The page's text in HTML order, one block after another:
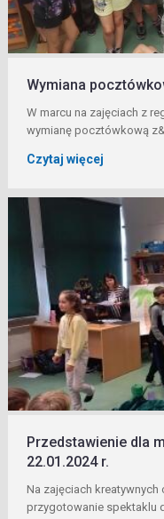
Wymiana
W marcu na zajęciach z
wymianę pocztówkową
Czytaj więcej
Przedstawienie dla
22.01.2024 r.
Na zajęciach
przygotowanie spektaklu